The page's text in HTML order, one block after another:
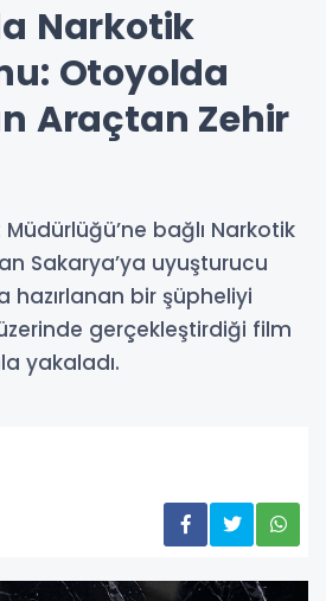
Narkotik
Otoyolda
Araçtan Zehir
bağlı Narkotik
Sakarya’ya uyuşturucu
hazırlanan bir şüpheliyi
gerçekleştirdiği film
yakaladı.